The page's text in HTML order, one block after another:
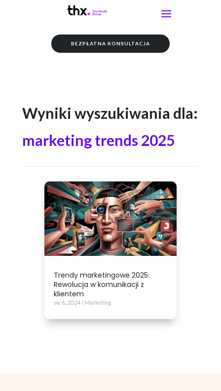
BEZPŁATNA KONSULTACJA
Wyniki wyszukiwania dla:
marketing trends 2025
Trendy marketingowe 2025:
Rewolucja w komunikacji z
klientem
sie 6, 2024 | Marketing